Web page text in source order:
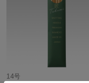
14号